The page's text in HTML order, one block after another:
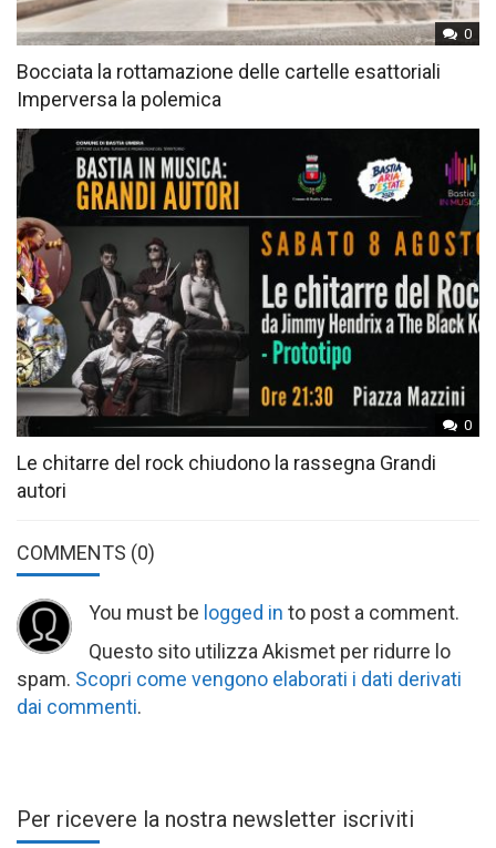
0
Bocciata la rottamazione delle cartelle esattoriali
Imperversa la polemica
0
Le chitarre del rock chiudono la rassegna Grandi
autori
COMMENTS (0)
You must be logged in to post a comment.
Questo sito utilizza Akismet per ridurre lo
spam. Scopri come vengono elaborati i dati derivati
dai commenti.
Per ricevere la nostra newsletter iscriviti